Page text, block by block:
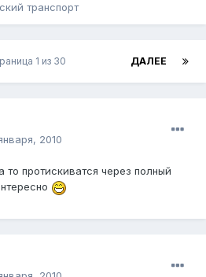
транспорт
ДАЛЕЕ
1 из 30
2010
то протискиватся через полный